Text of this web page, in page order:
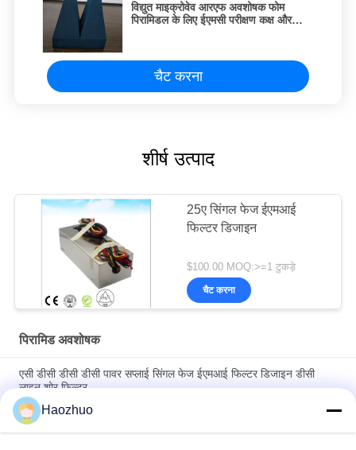
विद्युत माइक्रोवेव आरएफ अवशोषक फोम
पिरामिडल के लिए ईएमसी परीक्षण कक्ष और
चैट करना
शीर्ष उत्पाद
25ए सिंगल फेज ईएमआई
फिल्टर डिजाइन
$100.00 MOQ:>=1 टुकड़े
चैट करना
पिरामिड अवशोषक
एसी डीसी डीसी डीसी पावर सप्लाई सिंगल फेज ईएमआई फिल्टर डिजाइन डीसी
लाइन शोर फिल्टर
माइक्रोवेव अवशोषित सामग्री ईएमसी पिरामिड अवशोषक एनकोइक चैंबर आरएफ
शील्डिंग रूम के लिए
Haozhuo